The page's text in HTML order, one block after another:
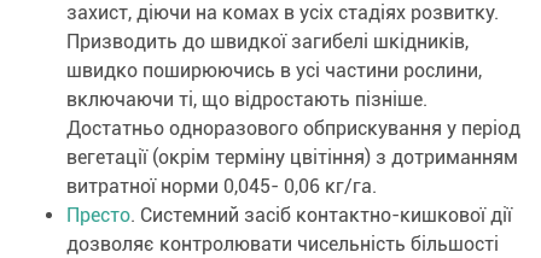
захист, діючи на комах в усіх стадіях розвитку.
Призводить до швидкої загибелі шкідників,
швидко поширюючись в усі частини рослини,
включаючи ті, що відростають пізніше.
Достатньо одноразового обприскування у період
вегетації (окрім терміну цвітіння) з дотриманням
витратної норми 0,045- 0,06 кг/га.
Престо. Системний засіб контактно-кишкової дії
дозволяє контролювати чисельність більшості